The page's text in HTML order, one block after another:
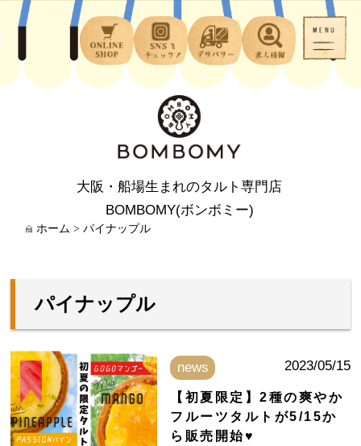
大阪・船場生まれのタルト専門店
BOMBOMY(ボンボミー)
ホーム > パイナップル
パイナップル
news 2023/05/15
【初夏限定】2種の爽やか
フルーツタルトが5/15か
ら販売開始♥